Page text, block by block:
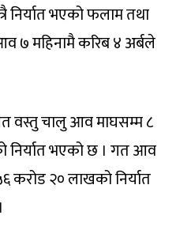
निर्यात भएको फलाम तथा
७ महिनामै करिब ४ अर्बले
वस्तु चालु आव माघसम्म ८
निर्यात भएको छ । गत आव
करोड २० लाखको निर्यात